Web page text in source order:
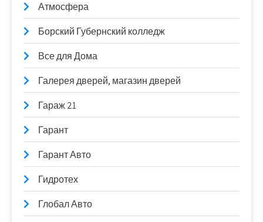
Атмосфера
Борский Губернский колледж
Все для Дома
Галерея дверей, магазин дверей
Гараж 21
Гарант
Гарант Авто
Гидротех
Глобал Авто